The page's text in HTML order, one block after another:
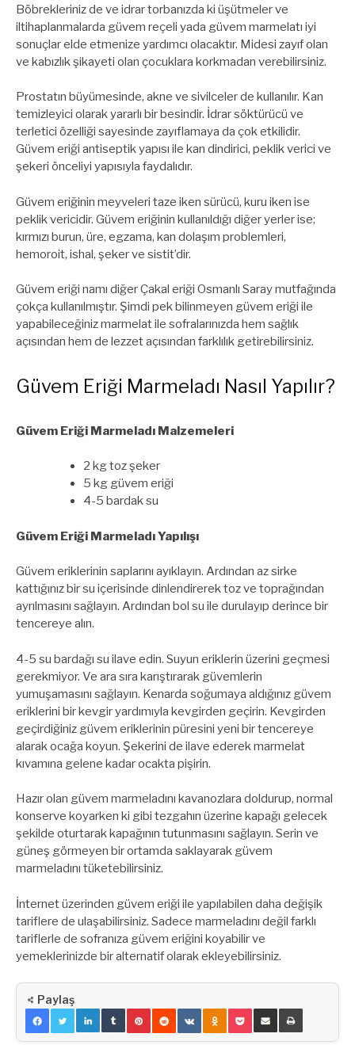
Böbrekleriniz de ve idrar torbanızda ki üşütmeler ve
iltihaplanmalarda güvem reçeli yada güvem marmelatı iyi
sonuçlar elde etmenize yardımcı olacaktır. Midesi zayıf olan
ve kabızlık şikayeti olan çocuklara korkmadan verebilirsiniz.
Prostatın büyümesinde, akne ve sivilceler de kullanılır. Kan
temizleyici olarak yararlı bir besindir. İdrar söktürücü ve
terletici özelliği sayesinde zayıflamaya da çok etkilidir.
Güvem eriği antiseptik yapısı ile kan dindirici, peklik verici ve
şekeri önceliyi yapısıyla faydalıdır.
Güvem eriğinin meyveleri taze iken sürücü, kuru iken ise
peklik vericidir. Güvem eriğinin kullanıldığı diğer yerler ise;
kırmızı burun, üre, egzama, kan dolaşım problemleri,
hemoroit, ishal, şeker ve sistit’dir.
Güvem eriği namı diğer Çakal eriği Osmanlı Saray mutfağında
çokça kullanılmıştır. Şimdi pek bilinmeyen güvem eriği ile
yapabileceğiniz marmelat ile sofralarınızda hem sağlık
açısından hem de lezzet açısından farklılık getirebilirsiniz.
Güvem Eriği Marmeladı Nasıl Yapılır?
Güvem Eriği Marmeladı Malzemeleri
2 kg toz şeker
5 kg güvem eriği
4-5 bardak su
Güvem Eriği Marmeladı Yapılışı
Güvem eriklerinin saplarını ayıklayın. Ardından az sirke
kattığınız bir su içerisinde dinlendirerek toz ve toprağından
ayrılmasını sağlayın. Ardından bol su ile durulayıp derince bir
tencereye alın.
4-5 su bardağı su ilave edin. Suyun eriklerin üzerini geçmesi
gerekmiyor. Ve ara sıra karıştırarak güvemlerin
yumuşamasını sağlayın. Kenarda soğumaya aldığınız güvem
eriklerini bir kevgir yardımıyla kevgirden geçirin. Kevgirden
geçirdiğiniz güvem eriklerinin püresini yeni bir tencereye
alarak ocağa koyun. Şekerini de ilave ederek marmelat
kıvamına gelene kadar ocakta pişirin.
Hazır olan güvem marmeladını kavanozlara doldurup, normal
konserve koyarken ki gibi tezgahın üzerine kapağı gelecek
şekilde oturtarak kapağının tutunmasını sağlayın. Serin ve
güneş görmeyen bir ortamda saklayarak güvem
marmeladını tüketebilirsiniz.
İnternet üzerinden güvem eriği ile yapılabilen daha değişik
tariflere de ulaşabilirsiniz. Sadece marmeladını değil farklı
tariflerle de sofranıza güvem eriğini koyabilir ve
yemeklerinizde bir alternatif olarak ekleyebilirsiniz.
Paylaş